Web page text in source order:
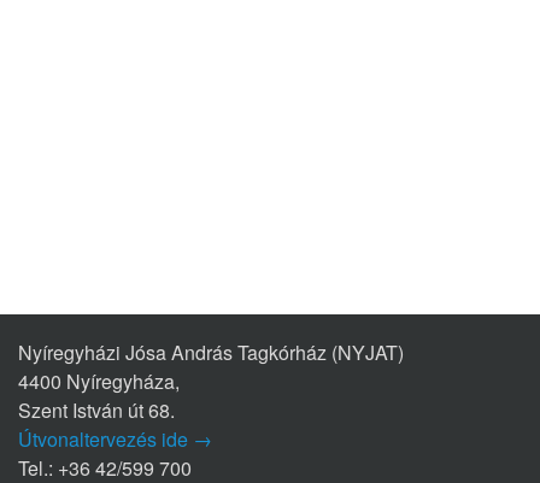
Nyíregyházi Jósa András Tagkórház (NYJAT)
4400 Nyíregyháza,
Szent István út 68.
Útvonaltervezés ide →
Tel.: +36 42/599 700